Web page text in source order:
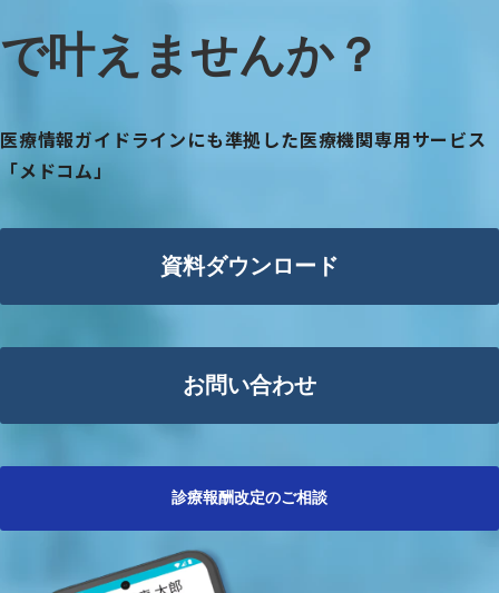
で叶えませんか？
医療情報ガイドラインにも準拠した医療機関専用サービス
「メドコム」
資料ダウンロード
お問い合わせ
診療報酬改定のご相談